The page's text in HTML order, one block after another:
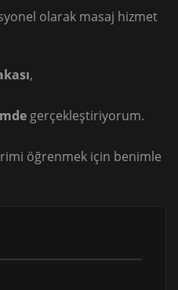
olarak masaj hizmet
,
gerçekleştiriyorum.
öğrenmek için benimle